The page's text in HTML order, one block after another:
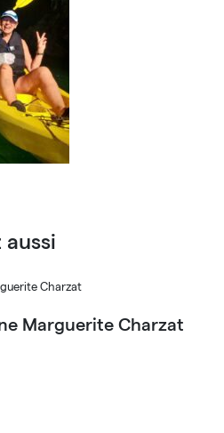
aussi
Marguerite Charzat